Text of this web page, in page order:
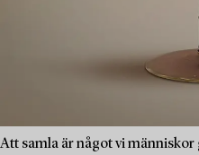
Att samla är något vi